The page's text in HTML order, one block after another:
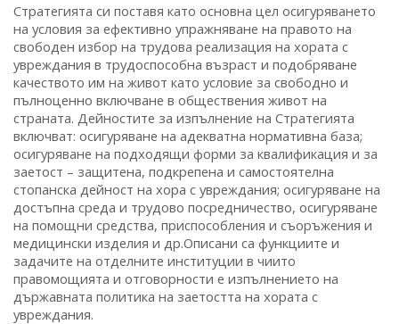
Стратегията си поставя като основна цел осигуряването
на условия за ефективно упражняване на правото на
свободен избор на трудова реализация на хората с
увреждания в трудоспособна възраст и подобряване
качеството им на живот като условие за свободно и
пълноценно включване в обществения живот на
страната. Дейностите за изпълнение на Стратегията
включват: осигуряване на адекватна нормативна база;
осигуряване на подходящи форми за квалификация и за
заетост – защитена, подкрепена и самостоятелна
стопанска дейност на хора с увреждания; осигуряване на
достъпна среда и трудово посредничество, осигуряване
на помощни средства, приспособления и съоръжения и
медицински изделия и др.Описани са функциите и
задачите на отделните институции в чиито
правомощията и отговорности е изпълнението на
държавната политика на заетостта на хората с
увреждания.